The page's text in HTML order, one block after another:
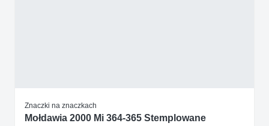
Znaczki na znaczkach
Mołdawia 2000 Mi 364-365 Stemplowane